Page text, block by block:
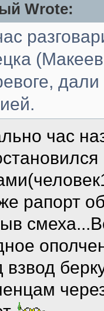
Wrote:
час
рапорт
взвод